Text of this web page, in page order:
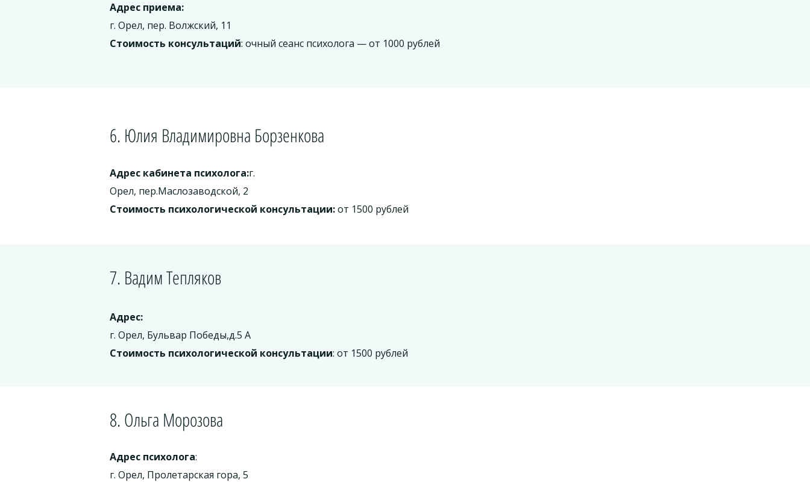
Адрес приема:
г. Орел, пер. Волжский, 11
Стоимость консультаций: очный сеанс психолога — от 1000 рублей
6. Юлия Владимировна Борзенкова
Адрес кабинета психолога:г.
Орел, пер.Маслозаводской, 2
Стоимость психологической консультации:от 1500 рублей
7. Вадим Тепляков
Адрес:
г. Орел, Бульвар Победы,д.5 А
Стоимость психологической консультации: от 1500 рублей
8. Ольга Морозова
Адрес психолога:
г. Орел, Пролетарская гора, 5